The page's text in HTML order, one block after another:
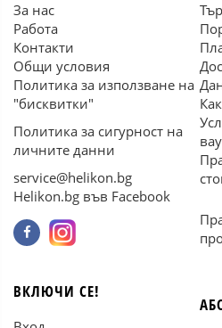
За нас
Работа
Контакти
Общи условия
Политика за използване на
"бисквитки"
Политика за сигурност на
личните данни
service@helikon.bg
Helikon.bg във Facebook
ВКЛЮЧИ СЕ!